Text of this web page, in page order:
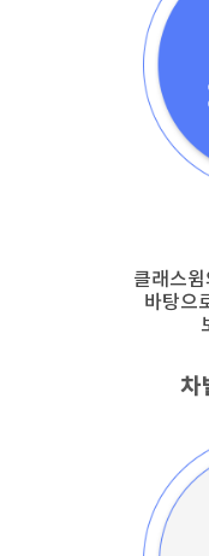
클래스
바탕으
차